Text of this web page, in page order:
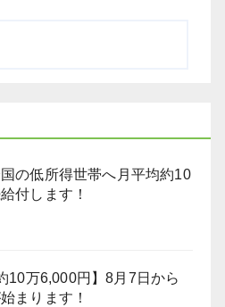
国の低所得世帯へ月平均約10
付します！
10万6,000円】8月7日から
まります！